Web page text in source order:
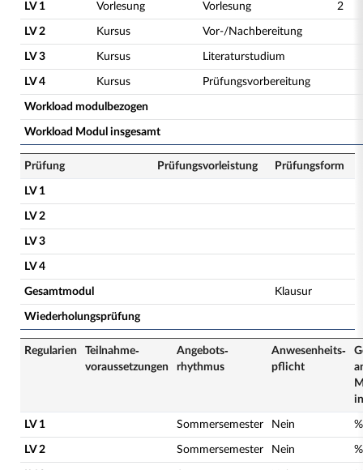
LV 1 Vorlesung Vorlesung 2
LV 2 Kursus Vor-/Nachbereitung
LV 3 Kursus Literaturstudium
LV 4 Kursus Prüfungsvorbereitung
Workload modulbezogen
Workload Modul insgesamt
Prüfung Prüfungsvorleistung Prüfungsform
LV 1
LV 2
LV 3
LV 4
Gesamtmodul Klausur
Wiederholungsprüfung
Regularien
Teilnahme­
voraussetzungen
Angebots­
rhythmus
Anwesenheits­
pflicht
LV 1 Sommersemester Nein %
LV 2 Sommersemester Nein %